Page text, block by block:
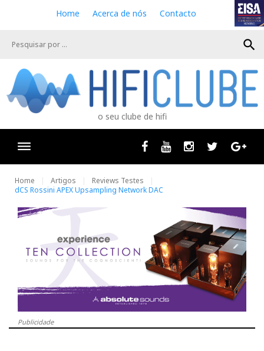
e
Home Acerca de nós Contacto
search
o seu clube de hifi
Facebook
Youtube InstagramTwitter
Home Artigos
Reviews Testes
dCS Rossini APEX Upsampling Network DAC
Publicidade